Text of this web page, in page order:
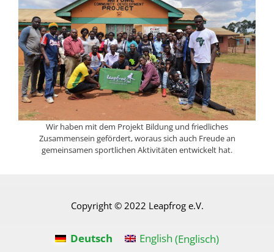
Wir haben mit dem Projekt Bildung und friedliches
Zusammensein gefördert, woraus sich auch Freude an
gemeinsamen sportlichen Aktivitäten entwickelt hat.
Copyright © 2022 Leapfrog e.V.
Deutsch English (Englisch)